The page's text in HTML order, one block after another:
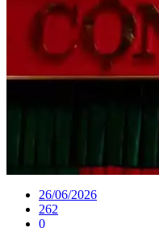
26/06/2026
262
0